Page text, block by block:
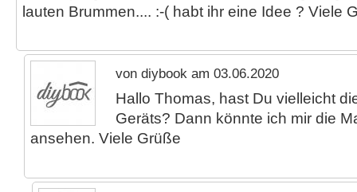
lauten Brummen.... :-( habt ihr eine Idee ? Viele
von diybook am 03.06.2020
Hallo Thomas, hast Du vielleicht
Geräts? Dann könnte ich mir die
ansehen. Viele Grüße